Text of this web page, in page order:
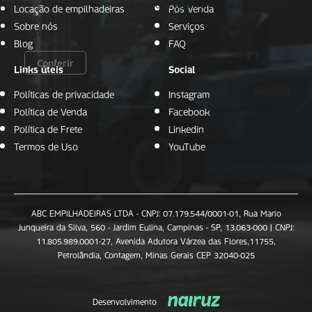
Antes de tudo, quem atua no setor alimentício sabe que
produtividade não pode existir sem controle sanitário
rigoroso. Em indústrias de alimentos,…
Conferir
Locação de empilhadeiras
Sobre nós
Blog
Pós Venda
Serviços
FAQ
Links úteis
Políticas de privacidade
Política de Venda
Política de Frete
Termos de Uso
Social
Instagram
Facebook
Linkedin
YouTube
ABC EMPILHADEIRAS LTDA - CNPJ: 07.179.544/0001-01, Rua Mario
Junqueira da Silva, 560 - Jardim Eulina, Campinas - SP, 13.063-000 | CNPJ:
11.805.989.0001-27, Avenida Adutora Várzea das Flores,11755,
Petrolândia, Contagem, Minas Gerais CEP 32040-025
Desenvolvimento